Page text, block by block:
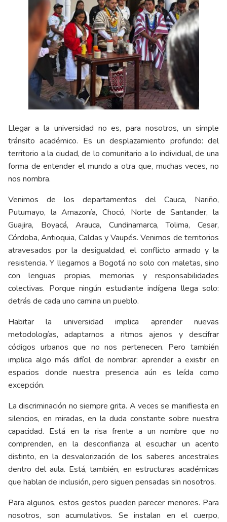
Llegar a la universidad no es, para nosotros, un simple
tránsito académico. Es un desplazamiento profundo: del
territorio a la ciudad, de lo comunitario a lo individual, de una
forma de entender el mundo a otra que, muchas veces, no
nos nombra.
Venimos de los departamentos del Cauca, Nariño,
Putumayo, la Amazonía, Chocó, Norte de Santander, la
Guajira, Boyacá, Arauca, Cundinamarca, Tolima, Cesar,
Córdoba, Antioquia, Caldas y Vaupés. Venimos de territorios
atravesados por la desigualdad, el conflicto armado y la
resistencia. Y llegamos a Bogotá no solo con maletas, sino
con lenguas propias, memorias y responsabilidades
colectivas. Porque ningún estudiante indígena llega solo:
detrás de cada uno camina un pueblo.
Habitar la universidad implica aprender nuevas
metodologías, adaptarnos a ritmos ajenos y descifrar
códigos urbanos que no nos pertenecen. Pero también
implica algo más difícil de nombrar: aprender a existir en
espacios donde nuestra presencia aún es leída como
excepción.
La discriminación no siempre grita. A veces se manifiesta en
silencios, en miradas, en la duda constante sobre nuestra
capacidad. Está en la risa frente a un nombre que no
comprenden, en la desconfianza al escuchar un acento
distinto, en la desvalorización de los saberes ancestrales
dentro del aula. Está, también, en estructuras académicas
que hablan de inclusión, pero siguen pensadas sin nosotros.
Para algunos, estos gestos pueden parecer menores. Para
nosotros, son acumulativos. Se instalan en el cuerpo,